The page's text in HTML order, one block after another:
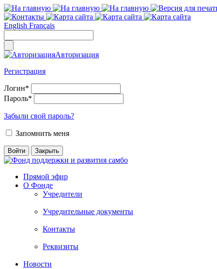
English Français
Авторизация
Регистрация
Логин*
Пароль*
Забыли свой пароль?
Запомнить меня
Прямой эфир
О Фонде
Учредители
Учредительные документы
Контакты
Реквизиты
Новости